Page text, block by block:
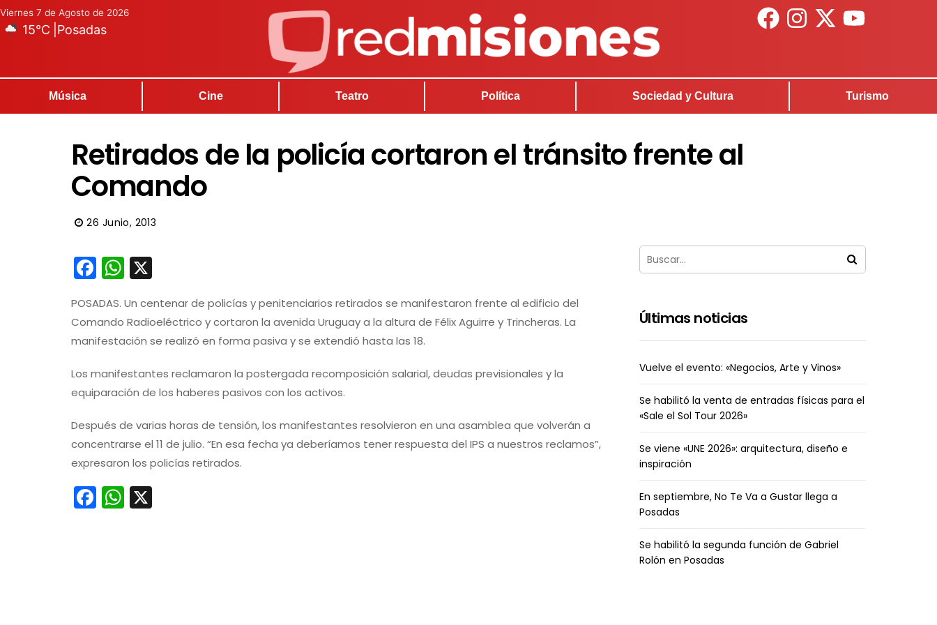
Viernes 7 de Agosto de 2026
15°C Posadas
Música Cine Teatro Política Sociedad y Cultura Turismo
Retirados de la policía cortaron el tránsito frente al
Comando
26 Junio, 2013
Facebook
WhatsApp
POSADAS. Un centenar de policías y penitenciarios retirados se manifestaron frente al edificio del
Comando Radioeléctrico y cortaron la avenida Uruguay a la altura de Félix Aguirre y Trincheras. La
manifestación se realizó en forma pasiva y se extendió hasta las 18.
Los manifestantes reclamaron la postergada recomposición salarial, deudas previsionales y la
equiparación de los haberes pasivos con los activos.
Después de varias horas de tensión, los manifestantes resolvieron en una asamblea que volverán a
concentrarse el 11 de julio. “En esa fecha ya deberíamos tener respuesta del IPS a nuestros reclamos”,
expresaron los policías retirados.
Facebook
WhatsApp
Últimas noticias
Vuelve el evento: «Negocios, Arte y Vinos»
Se habilitó la venta de entradas físicas para el
«Sale el Sol Tour 2026»
Se viene «UNE 2026»: arquitectura, diseño e
inspiración
En septiembre, No Te Va a Gustar llega a
Posadas
Se habilitó la segunda función de Gabriel
Rolón en Posadas